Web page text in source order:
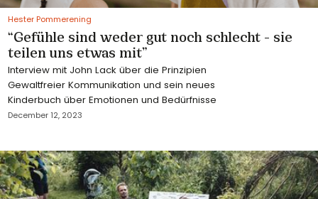
Hester Pommerening
“Gefühle sind weder gut noch schlecht - sie
teilen uns etwas mit”
Interview mit John Lack über die Prinzipien
Gewaltfreier Kommunikation und sein neues
Kinderbuch über Emotionen und Bedürfnisse
December 12, 2023